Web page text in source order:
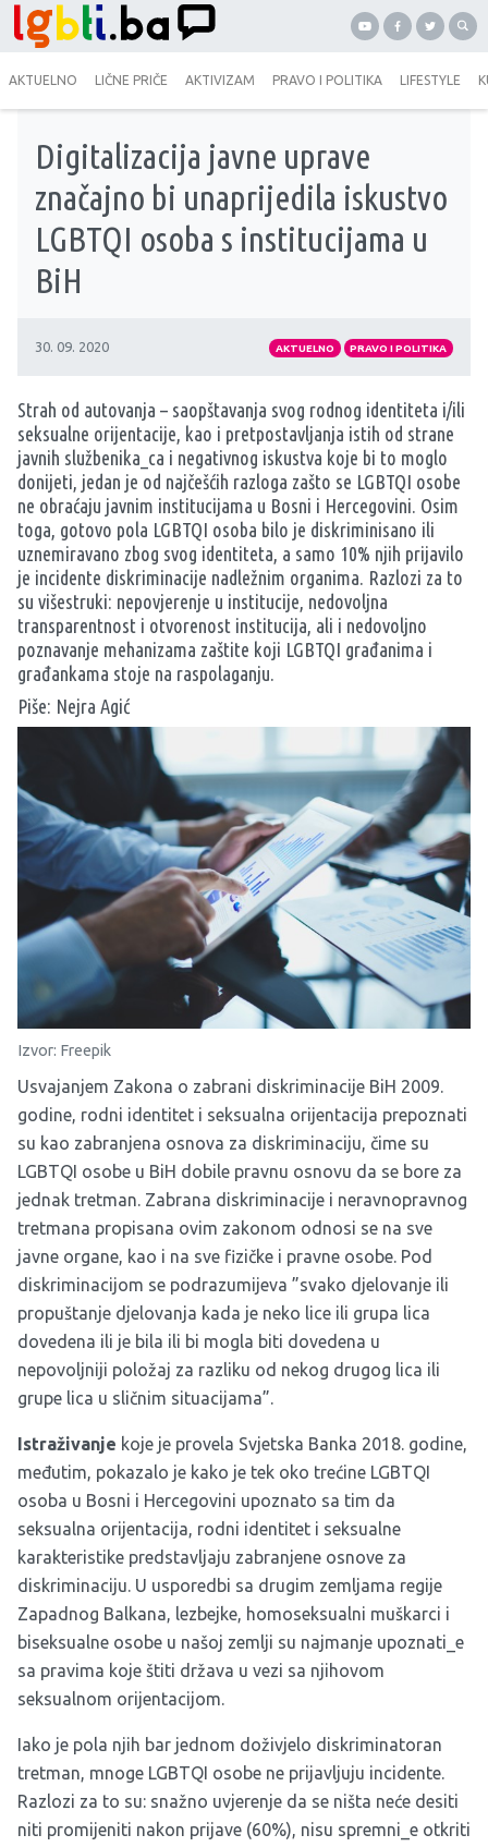
AKTUELNO LIČNE PRIČE AKTIVIZAM PRAVO I POLITIKA LIFESTYLE
Digitalizacija javne uprave
značajno bi unaprijedila iskustvo
LGBTQI osoba s institucijama u
BiH
30. 09. 2020 AKTUELNO PRAVO I POLITIKA
Strah od autovanja – saopštavanja svog rodnog identiteta i/ili
seksualne orijentacije, kao i pretpostavljanja istih od strane
javnih službenika_ca i negativnog iskustva koje bi to moglo
donijeti, jedan je od najčešćih razloga zašto se LGBTQI osobe
ne obraćaju javnim institucijama u Bosni i Hercegovini. Osim
toga, gotovo pola LGBTQI osoba bilo je diskriminisano ili
uznemiravano zbog svog identiteta, a samo 10% njih prijavilo
je incidente diskriminacije nadležnim organima. Razlozi za to
su višestruki: nepovjerenje u institucije, nedovoljna
transparentnost i otvorenost institucija, ali i nedovoljno
poznavanje mehanizama zaštite koji LGBTQI građanima i
građankama stoje na raspolaganju.
Piše: Nejra Agić
Izvor: Freepik
Usvajanjem Zakona o zabrani diskriminacije BiH 2009.
godine, rodni identitet i seksualna orijentacija prepoznati
su kao zabranjena osnova za diskriminaciju, čime su
LGBTQI osobe u BiH dobile pravnu osnovu da se bore za
jednak tretman. Zabrana diskriminacije i neravnopravnog
tretmana propisana ovim zakonom odnosi se na sve
javne organe, kao i na sve fizičke i pravne osobe. Pod
diskriminacijom se podrazumijeva ”svako djelovanje ili
propuštanje djelovanja kada je neko lice ili grupa lica
dovedena ili je bila ili bi mogla biti dovedena u
nepovoljniji položaj za razliku od nekog drugog lica ili
grupe lica u sličnim situacijama”.
Istraživanje koje je provela Svjetska Banka 2018. godine,
međutim, pokazalo je kako je tek oko trećine LGBTQI
osoba u Bosni i Hercegovini upoznato sa tim da
seksualna orijentacija, rodni identitet i seksualne
karakteristike predstavljaju zabranjene osnove za
diskriminaciju. U usporedbi sa drugim zemljama regije
Zapadnog Balkana, lezbejke, homoseksualni muškarci i
biseksualne osobe u našoj zemlji su najmanje upoznati_e
sa pravima koje štiti država u vezi sa njihovom
seksualnom orijentacijom.
Iako je pola njih bar jednom doživjelo diskriminatoran
tretman, mnoge LGBTQI osobe ne prijavljuju incidente.
Razlozi za to su: snažno uvjerenje da se ništa neće desiti
niti promijeniti nakon prijave (60%), nisu spremni_e otkriti